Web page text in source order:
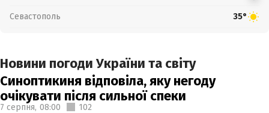
Севастополь 35°
Новини погоди України та світу
Синоптикиня відповіла, яку негоду
очікувати після сильної спеки
7 серпня, 08:00 102